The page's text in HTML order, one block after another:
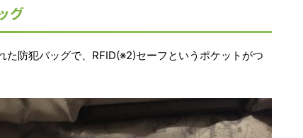
グ
た防犯バッグで、RFID(※2)セーフというポケットがつ